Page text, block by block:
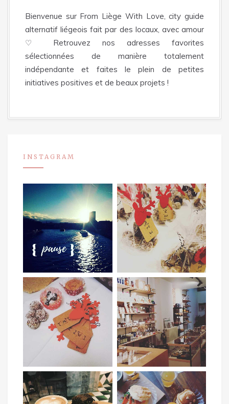
Bienvenue sur From Liège With Love, city guide
alternatif liégeois fait par des locaux, avec amour
♡ Retrouvez nos adresses favorites
sélectionnées de manière totalement
indépendante et faites le plein de petites
initiatives positives et de beaux projets !
INSTAGRAM